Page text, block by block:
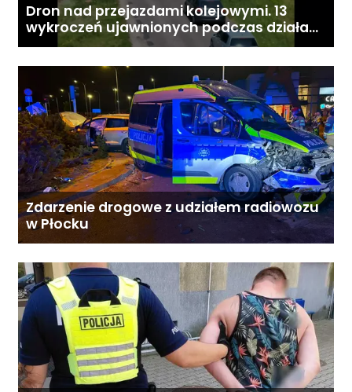
Dron nad przejazdami kolejowymi. 13
wykroczeń ujawnionych podczas działań
„Bezpieczny przejazd kolejowy”
Zdarzenie drogowe z udziałem radiowozu
w Płocku